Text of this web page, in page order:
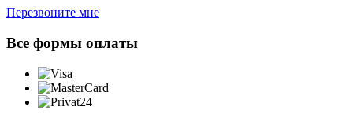
Перезвоните мне
Все формы оплаты